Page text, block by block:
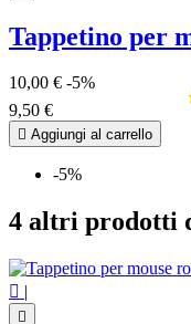
Tappetino per
10,00 € -5%
9,50 €
 Aggiungi al carrello
-5%
4 altri prodotti
 |
